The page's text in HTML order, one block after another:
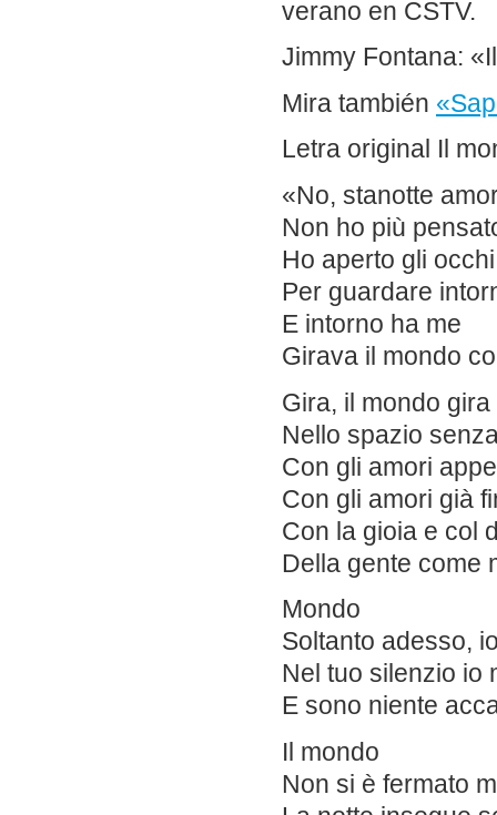
verano en CSTV.
Jimmy Fontana:
Mira también
Letra original Il
«No, stanotte
Non ho più
Ho aperto gli occhi
Per guardare
E intorno ha me
Girava il mondo
Gira, il mondo gira
Nello spazio
Con gli amori
Con gli amori già
Con la gioia e col
Della gente come
Mondo
Soltanto adesso,
Nel tuo silenzio io
E sono niente
Il mondo
Non si è fermato